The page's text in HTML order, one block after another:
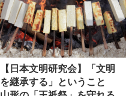
【日本文明研究会】「文明
を継承する」ということ